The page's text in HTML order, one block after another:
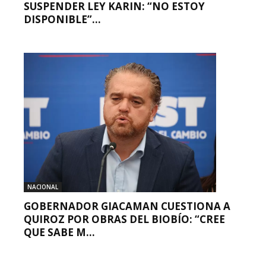
SUSPENDER LEY KARIN: “NO ESTOY
DISPONIBLE”...
NACIONAL
GOBERNADOR GIACAMAN CUESTIONA A
QUIROZ POR OBRAS DEL BIOBÍO: “CREE
QUE SABE M...